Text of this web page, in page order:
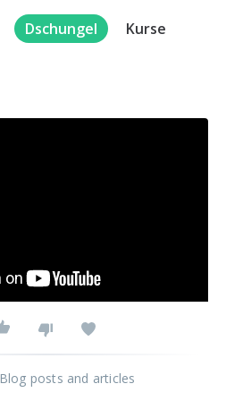
Dschungel Kurse
Blog posts and articles